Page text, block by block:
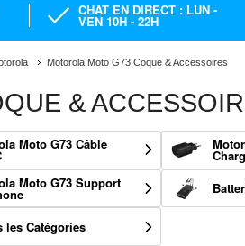
CHAT EN DIRECT : LUN -
VEN 10H - 22H
Motorola Moto G73 Coque & Accessoires
&
Moto G73 Câble
Moto G73 Support
les Catégories